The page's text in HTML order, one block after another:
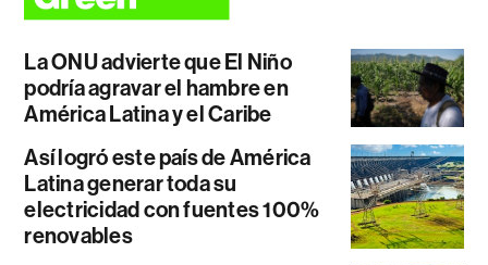
La ONU advierte que El Niño
podría agravar el hambre en
América Latina y el Caribe
Así logró este país de América
Latina generar toda su
electricidad con fuentes 100%
renovables